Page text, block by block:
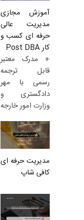
آموزش مجازی
مدیریت عالی
حرفه ای کسب و
کار Post DBA
+ مدرک معتبر
قابل ترجمه
رسمی با مهر
دادگستری و
وزارت امور خارجه
مدیریت حرفه ای
کافی شاپ